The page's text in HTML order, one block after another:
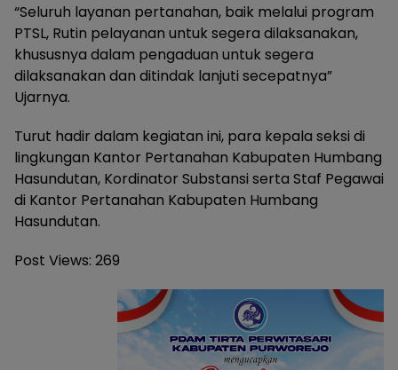
“Seluruh layanan pertanahan, baik melalui program
PTSL, Rutin pelayanan untuk segera dilaksanakan,
khususnya dalam pengaduan untuk segera
dilaksanakan dan ditindak lanjuti secepatnya”
Ujarnya.
Turut hadir dalam kegiatan ini, para kepala seksi di
lingkungan Kantor Pertanahan Kabupaten Humbang
Hasundutan, Kordinator Substansi serta Staf Pegawai
di Kantor Pertanahan Kabupaten Humbang
Hasundutan.
Post Views: 269